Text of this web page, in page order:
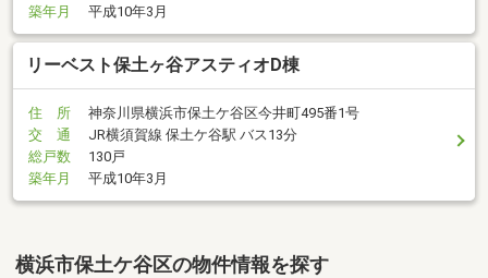
築年月
平成10年3月
リーベスト保土ヶ谷アスティオD棟
住 所
神奈川県横浜市保土ケ谷区今井町495番1号
交 通
JR横須賀線 保土ケ谷駅 バス13分
総戸数
130戸
築年月
平成10年3月
横浜市保土ケ谷区の物件情報を探す